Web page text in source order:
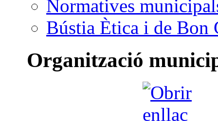
Normatives
Bústia Ètica i de Bon
Organització